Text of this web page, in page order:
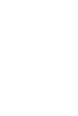
voor jonge
oudere
een